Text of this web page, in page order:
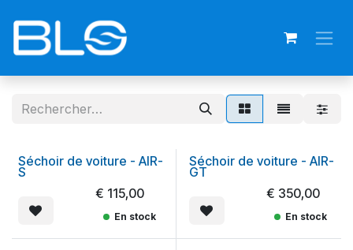
Séchoir de voiture - AIR-
S
€ 115,00
En stock
Séchoir de voiture - AIR-
GT
€ 350,00
En stock